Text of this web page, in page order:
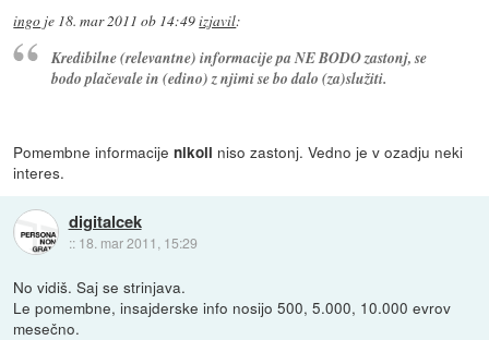
ingo je 18. mar 2011 ob 14:49izjavil:
Kredibilne (relevantne) informacije pa NE BODO zastonj, se
bodo plačevale in (edino) z njimi se bo dalo (za)služiti.
Pomembne informacijenikoli niso zastonj. Vedno je v ozadju neki
interes.
digitalcek
:: 18. mar 2011, 15:29
No vidiš. Saj se strinjava.
Le pomembne, insajderske info nosijo 500, 5.000, 10.000 evrov
mesečno.